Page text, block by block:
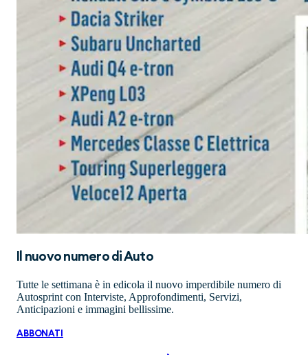
Il nuovo numero diAuto
Tutte le settimana è in edicola il nuovo imperdibile numero di
Autosprint con Interviste, Approfondimenti, Servizi,
Anticipazioni e immagini bellissime.
ABBONATI